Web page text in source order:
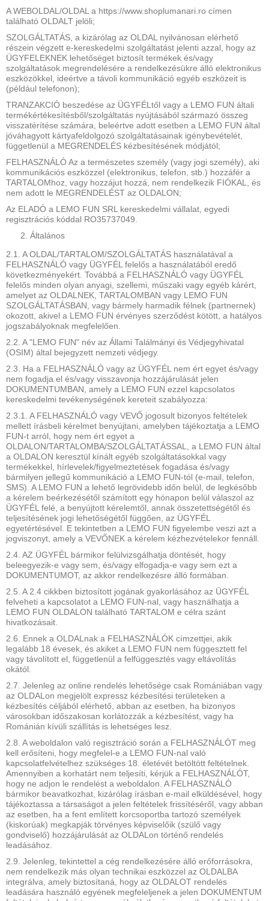
A WEBOLDAL/OLDAL a https://www.shoplumanari.ro címen
található OLDALT jelöli;
SZOLGÁLTATÁS, a kizárólag az OLDAL nyilvánosan elérhető
részein végzett e-kereskedelmi szolgáltatást jelenti azzal, hogy az
ÜGYFELEKNEK lehetőséget biztosít termékek és/vagy
szolgáltatások megrendelésére a rendelkezésükre álló elektronikus
eszközökkel, ideértve a távoli kommunikáció egyéb eszközeit is
(például telefonon);
TRANZAKCIÓ beszedése az ÜGYFÉLtől vagy a LEMO FUN általi
termékértékesítésből/szolgáltatás nyújtásából származó összeg
visszatérítése számára, beleértve adott esetben a LEMO FUN által
jóváhagyott kártyafeldolgozó szolgáltatásainak igénybevételét,
függetlenül a MEGRENDELÉS kézbesítésének módjától;
FELHASZNÁLÓ Az a természetes személy (vagy jogi személy), aki
kommunikációs eszközzel (elektronikus, telefon, stb.) hozzáfér a
TARTALOMhoz, vagy hozzájut hozzá, nem rendelkezik FIÓKAL, és
nem adott le MEGRENDELÉST az OLDALON;
Az ELADÓ a LEMO FUN SRL kereskedelmi vállalat, egyedi
regisztrációs kóddal RO35737049.
Általános
2.1. A OLDAL/TARTALOM/SZOLGÁLTATÁS használatával a
FELHASZNÁLÓ vagy ÜGYFÉL felelős a használatából eredő
következményekért. Továbbá a FELHASZNÁLÓ vagy ÜGYFÉL
felelős minden olyan anyagi, szellemi, műszaki vagy egyéb kárért,
amelyet az OLDALNEK, TARTALOMBAN vagy LEMO FUN
SZOLGÁLTATÁSBAN, vagy bármely harmadik félnek (partnernek)
okozott, akivel a LEMO FUN érvényes szerződést kötött, a hatályos
jogszabályoknak megfelelően.
2.2. A "LEMO FUN" név az Állami Találmányi és Védjegyhivatal
(OSIM) által bejegyzett nemzeti védjegy.
2.3. Ha a FELHASZNÁLÓ vagy az ÜGYFÉL nem ért egyet és/vagy
nem fogadja el és/vagy visszavonja hozzájárulását jelen
DOKUMENTUMBAN, amely a LEMO FUN ezzel kapcsolatos
kereskedelmi tevékenységének kereteit szabályozza:
2.3.1. A FELHASZNÁLÓ vagy VEVŐ jogosult bizonyos feltételek
mellett írásbeli kérelmet benyújtani, amelyben tájékoztatja a LEMO
FUN-t arról, hogy nem ért egyet a
OLDALON/TARTALOMBA/SZOLGÁLTATÁSSAL, a LEMO FUN által
a OLDALON keresztül kínált egyéb szolgáltatásokkal vagy
termékekkel, hírlevelek/figyelmeztetések fogadása és/vagy
bármilyen jellegű kommunikáció a LEMO FUN-tól (e-mail, telefon,
SMS). A LEMO FUN a lehető legrövidebb időn belül, de legkésőbb
a kérelem beérkezésétől számított egy hónapon belül válaszol az
ÜGYFÉL felé, a benyújtott kérelemtől, annak összetettségétől és
teljesítésének jogi lehetőségétől függően, az ÜGYFÉL
egyetértésével. E tekintetben a LEMO FUN figyelembe veszi azt a
jogviszonyt, amely a VEVŐNEK a kérelem kézhezvételekor fennáll.
2.4. AZ ÜGYFÉL bármikor felülvizsgálhatja döntését, hogy
beleegyezik-e vagy sem, és/vagy elfogadja-e vagy sem ezt a
DOKUMENTUMOT, az akkor rendelkezésre álló formában.
2.5. A 2.4 cikkben biztosított jogának gyakorlásához az ÜGYFÉL
felveheti a kapcsolatot a LEMO FUN-nal, vagy használhatja a
LEMO FUN OLDALON található TARTALOM e célra szánt
hivatkozásait.
2.6. Ennek a OLDALnak a FELHASZNÁLÓK címzettjei, akik
legalább 18 évesek, és akiket a LEMO FUN nem függesztett fel
vagy távolított el, függetlenül a felfüggesztés vagy eltávolítás
okától.
2.7. Jelenleg az online rendelés lehetősége csak Romániában vagy
az OLDALon megjelölt expressz kézbesítési területeken a
kézbesítés céljából elérhető, abban az esetben, ha bizonyos
városokban időszakosan korlátozzák a kézbesítést, vagy ha
Románián kívüli szállítás is lehetséges lesz.
2.8. A weboldalon való regisztráció során a FELHASZNÁLÓT meg
kell erősíteni, hogy megfelel-e a LEMO FUN-nal való
kapcsolatfelvételhez szükséges 18. életévét betöltött feltételnek.
Amennyiben a korhatárt nem teljesíti, kérjük a FELHASZNÁLÓT,
hogy ne adjon le rendelést a weboldalon. A FELHASZNÁLÓ
bármikor beavatkozhat, kizárólag írásban e-mail elküldésével, hogy
tájékoztassa a társaságot a jelen feltételek frissítéséről, vagy abban
az esetben, ha a fent említett korcsoportba tartozó személyek
(kiskorúak) megkapják törvényes képviselőik (szülő vagy
gondviselő) hozzájárulását az OLDALon történő rendelés
leadásához.
2.9. Jelenleg, tekintettel a cég rendelkezésére álló erőforrásokra,
nem rendelkezik más olyan technikai eszközzel az OLDALBA
integrálva, amely biztosítaná, hogy az OLDALOT rendelés
leadására használó egyének megfeleljenek a jelen DOKUMENTUM